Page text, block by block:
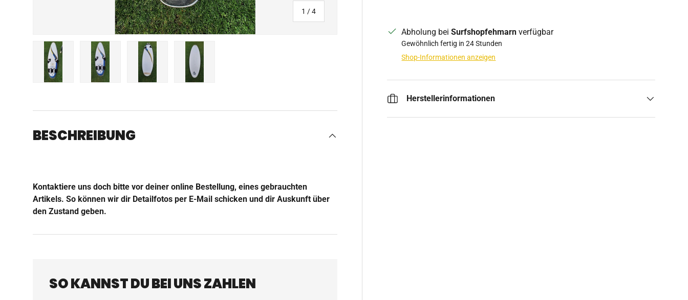
1 /von
4
Abholung beiSurfshopfehmarn verfügbar
Gewöhnlich fertig in 24 Stunden
Shop-Informationen anzeigen
Herstellerinformationen
BESCHREIBUNG
Kontaktiere uns doch bitte vor deiner online Bestellung, eines gebrauchten
Artikels. So können wir dir Detailfotos per E-Mail schicken und dir Auskunft über
den Zustand geben.
SO KANNST DU BEI UNS ZAHLEN